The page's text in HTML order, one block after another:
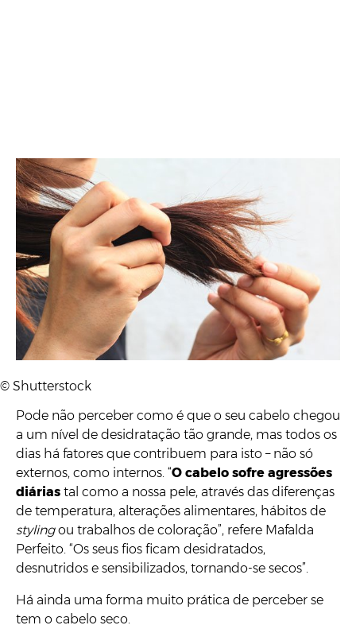
© Shutterstock
Pode não perceber como é que o seu cabelo chegou
a um nível de desidratação tão grande, mas todos os
dias há fatores que contribuem para isto – não só
externos, como internos. “O cabelo sofre agressões
diárias tal como a nossa pele, através das diferenças
de temperatura, alterações alimentares, hábitos de
stylingou trabalhos de coloração”, refere Mafalda
Perfeito. “Os seus fios ficam desidratados,
desnutridos e sensibilizados, tornando-se secos”.
Há ainda uma forma muito prática de perceber se
tem o cabelo seco.